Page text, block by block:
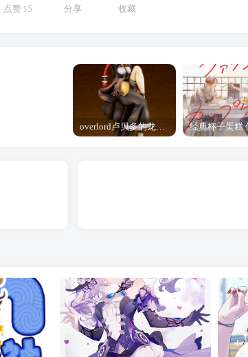
点赞 15 分享 收藏